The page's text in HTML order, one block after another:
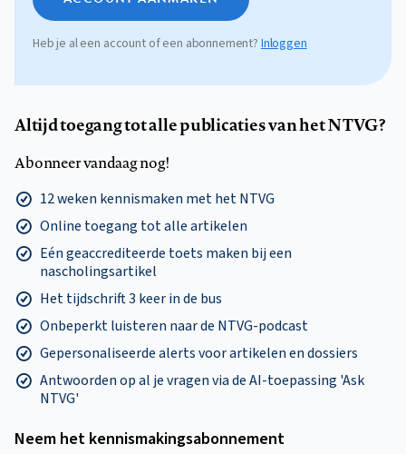
Heb je al een account of een abonnement? Inloggen
Altijd toegang tot alle publicaties van het NTVG?
Abonneer vandaag nog!
12 weken kennismaken met het NTVG
Online toegang tot alle artikelen
Eén geaccrediteerde toets maken bij een
nascholingsartikel
Het tijdschrift 3 keer in de bus
Onbeperkt luisteren naar de NTVG-podcast
Gepersonaliseerde alerts voor artikelen en dossiers
Antwoorden op al je vragen via de AI-toepassing 'Ask
NTVG'
Neem het kennismakings­abonnement